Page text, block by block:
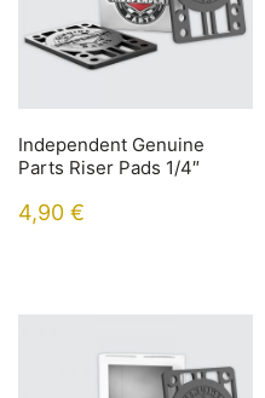
Independent Genuine
Parts Riser Pads 1/4″
4,90 €